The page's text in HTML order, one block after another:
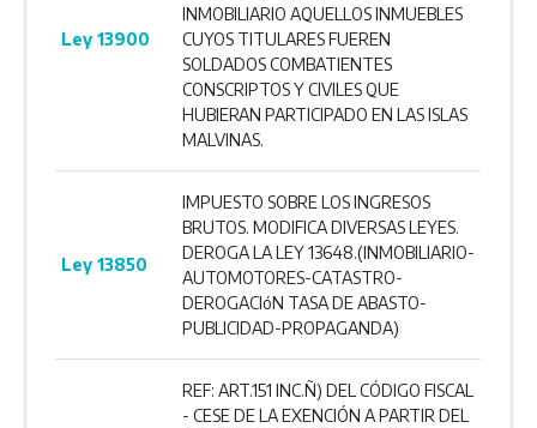
Ley 13900
INMOBILIARIO AQUELLOS INMUEBLES
CUYOS TITULARES FUEREN
SOLDADOS COMBATIENTES
CONSCRIPTOS Y CIVILES QUE
HUBIERAN PARTICIPADO EN LAS ISLAS
MALVINAS.
Ley 13850
IMPUESTO SOBRE LOS INGRESOS
BRUTOS. MODIFICA DIVERSAS LEYES.
DEROGA LA LEY 13648.(INMOBILIARIO-
AUTOMOTORES-CATASTRO-
DEROGACIóN TASA DE ABASTO-
PUBLICIDAD-PROPAGANDA)
REF: ART.151 INC.Ñ) DEL CÓDIGO FISCAL
- CESE DE LA EXENCIÓN A PARTIR DEL